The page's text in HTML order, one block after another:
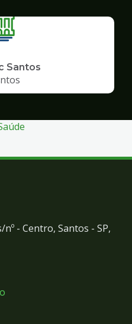
Santos
- Centro, Santos - SP,